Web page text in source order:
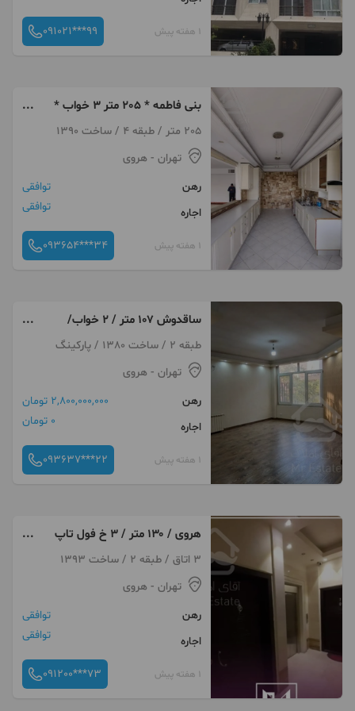
1 هفته پیش 091021***99
بنی فاطمه * 205 متر 3 خواب *
نقشه تفکیکی
205 متر / طبقه 4 / ساخت 1390
تهران - هروی
رهن
توافقی
اجاره
توافقی
1 هفته پیش 093654***34
ساقدوش ۱۰۷ متر / ۲ خواب/
پارکینگ و انباری
طبقه 2 / ساخت 1380 / پارکینگ
تهران - هروی
رهن
2,800,000,000 تومان
اجاره
0 تومان
1 هفته پیش 093637***22
هروی / ۱۳۰ متر / ۳ خ فول تاپ
لوکیشن ۲ پارکینگ
3 اتاق / طبقه 2 / ساخت 1393
تهران - هروی
رهن
توافقی
اجاره
توافقی
1 هفته پیش 091200***73